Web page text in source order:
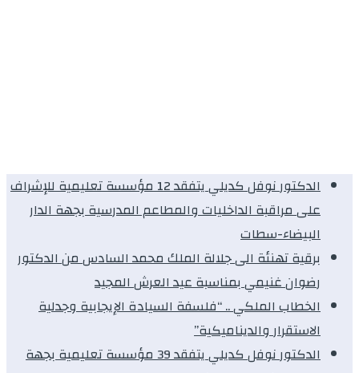
الدكتور نوفل كديلي يتفقد 12 مؤسسة تعليمية للإشراف
على مراقبة الداخليات والمطاعم المدرسية بجهة الدار
البيضاء-سطات
برقية تهنئة الى جلالة الملك محمد السادس من الدكتور
رضوان غنيمي بمناسبة عيد العرش المجيد
الخطاب الملكي .. “فلسفة السيادة الإيجابية وجدلية
الاستقرار والديناميكية”
الدكتور نوفل كديلي يتفقد 39 مؤسسة تعليمية بجهة